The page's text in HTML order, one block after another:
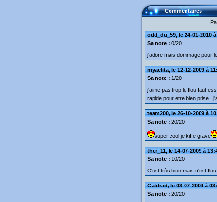
Commentaires
odd_du_59, le 24-01-2010 à
Sa note : 0/20
j'adore mais dommage pour
myaelita, le 12-12-2009 à
Sa note : 1/20
j'aime pas trop le flou faut
rapide pour etre bien
team200, le 26-10-2009 à
Sa note : 20/20
super cool je kiffe grave
ther_11, le 14-07-2009 à
Sa note : 10/20
C'est très bien mais c'est flou
Galdrad, le 03-07-2009 à
Sa note : 20/20